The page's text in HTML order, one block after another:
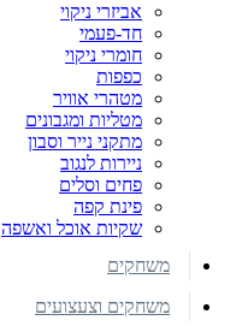
אביזרי ניקוי
חד-פעמי
חומרי ניקוי
כפפות
מטהרי אוויר
מטליות ומגבונים
מתקני נייר וסבון
ניירות לנגוב
פחים וסלים
פינת קפה
שקיות אוכל ואשפה
משחקים
משחקים וצעצועים